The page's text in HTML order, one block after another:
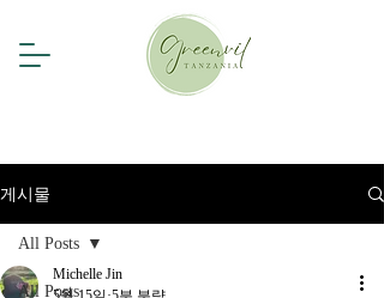
게시물
All Posts
All Posts
Michelle Jin